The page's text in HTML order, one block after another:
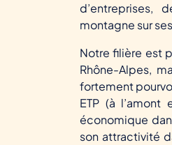
montagne sur
Notre filière est
Rhône-Alpes,
fortement
ETP (à
économique
son attractivité